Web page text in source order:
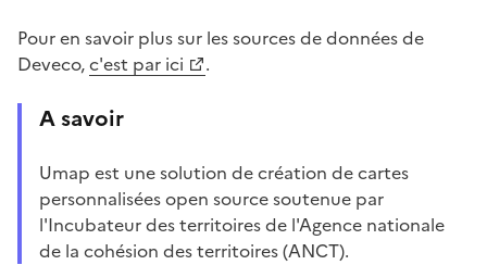
Pour en savoir plus sur les sources de données de
Deveco,c'est par ici .
A savoir
Umap est une solution de création de cartes
personnalisées open source soutenue par
l'Incubateur des territoires de l'Agence nationale
de la cohésion des territoires (ANCT).